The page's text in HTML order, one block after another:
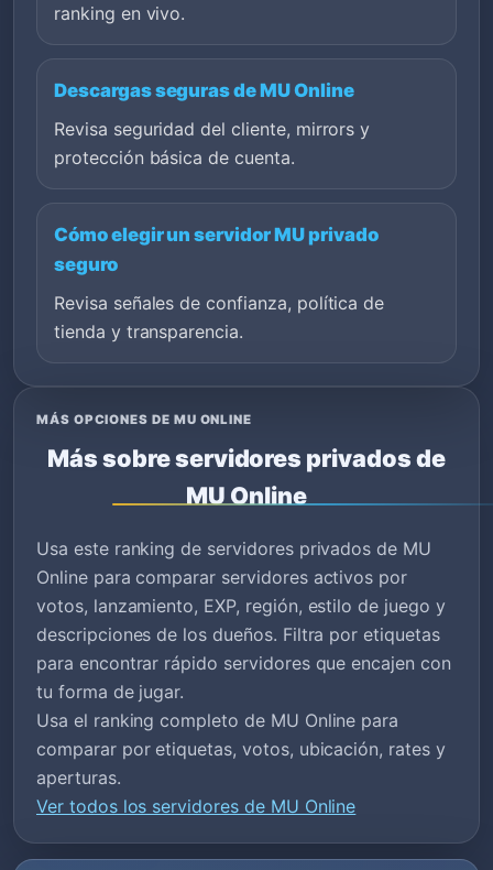
ranking en vivo.
Descargas seguras de MU Online
Revisa seguridad del cliente, mirrors y
protección básica de cuenta.
Cómo elegir un servidor MU privado
seguro
Revisa señales de confianza, política de
tienda y transparencia.
MÁS OPCIONES DE MU ONLINE
Más sobre servidores privados de
MU Online
Usa este ranking de servidores privados de MU
Online para comparar servidores activos por
votos, lanzamiento, EXP, región, estilo de juego y
descripciones de los dueños. Filtra por etiquetas
para encontrar rápido servidores que encajen con
tu forma de jugar.
Usa el ranking completo de MU Online para
comparar por etiquetas, votos, ubicación, rates y
aperturas.
Ver todos los servidores de MU Online